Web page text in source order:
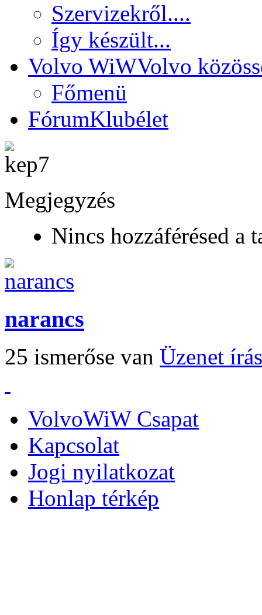
Szervizekről....
Így készült...
Volvo WiWVolvo
Főmenü
FórumKlubélet
Megjegyzés
Nincs hozzáférésed a
narancs
25 ismerőse van Üzenet
VolvoWiW Csapat
Kapcsolat
Jogi nyilatkozat
Honlap térkép